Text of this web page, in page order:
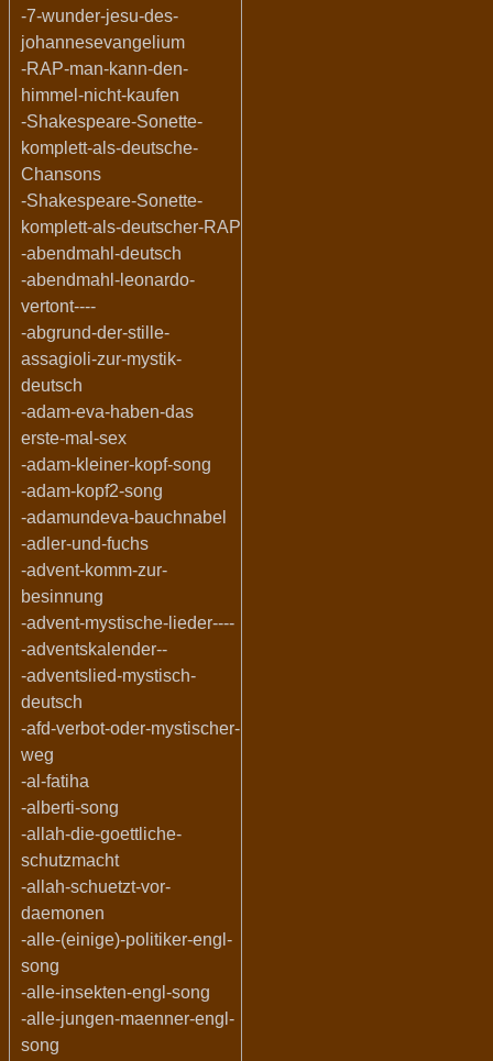
-7-wunder-jesu-des-
johannesevangelium
-RAP-man-kann-den-
himmel-nicht-kaufen
-Shakespeare-Sonette-
komplett-als-deutsche-
Chansons
-Shakespeare-Sonette-
komplett-als-deutscher-RAP
-abendmahl-deutsch
-abendmahl-leonardo-
vertont----
-abgrund-der-stille-
assagioli-zur-mystik-
deutsch
-adam-eva-haben-das
erste-mal-sex
-adam-kleiner-kopf-song
-adam-kopf2-song
-adamundeva-bauchnabel
-adler-und-fuchs
-advent-komm-zur-
besinnung
-advent-mystische-lieder----
-adventskalender--
-adventslied-mystisch-
deutsch
-afd-verbot-oder-mystischer-
weg
-al-fatiha
-alberti-song
-allah-die-goettliche-
schutzmacht
-allah-schuetzt-vor-
daemonen
-alle-(einige)-politiker-engl-
song
-alle-insekten-engl-song
-alle-jungen-maenner-engl-
song